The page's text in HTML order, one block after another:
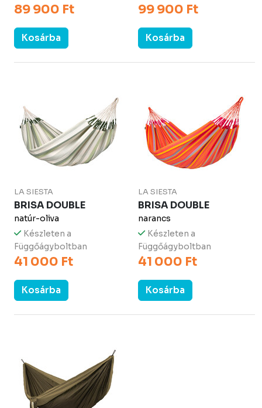
89 900 Ft
Kosárba
99 900 Ft
Kosárba
LA SIESTA
BRISA DOUBLE
natúr-oliva
Készleten a
Függőágyboltban
41 000 Ft
Kosárba
LA SIESTA
BRISA DOUBLE
narancs
Készleten a
Függőágyboltban
41 000 Ft
Kosárba